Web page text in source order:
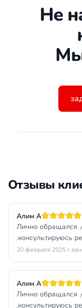
Не
Отзывы
Алим А
Лично обращался
.консультируюсь
20 февраля 2025 г.
Алим А
Лично обращался
.консультируюсь